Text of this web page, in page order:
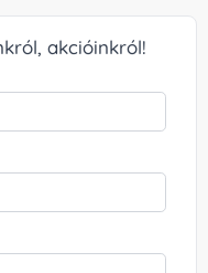
akcióinkról!